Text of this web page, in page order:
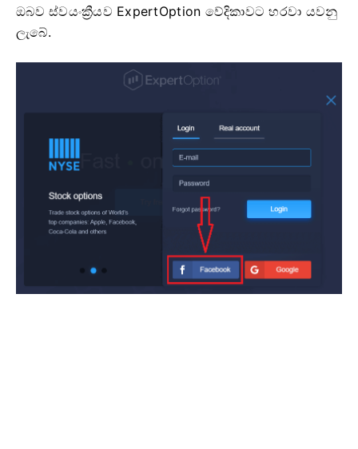
ඔබව ස්වයංක්‍රීයව ExpertOption වේදිකාවට හරවා යවනු
ලැබේ.